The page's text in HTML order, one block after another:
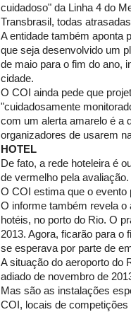
cuidadoso" da Linha 4 do
Transbrasil, todas
A entidade também aponta
que seja desenvolvido um
de maio para o fim do ano,
cidade.
O COI ainda pede que
"cuidadosamente
com um alerta amarelo é a
organizadores de usarem
HOTEL
De fato, a rede hoteleira é
de vermelho pela
O COI estima que o evento
O informe também revela
hotéis, no porto do Rio. O
2013. Agora, ficarão para o
se esperava por parte de
A situação do aeroporto do
adiado de novembro de
Mas são as instalações
COI, locais de